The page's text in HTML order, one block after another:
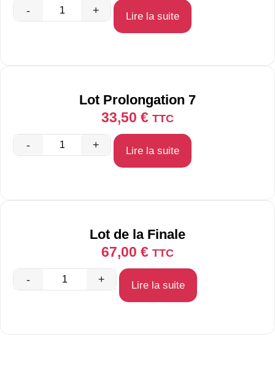
- + Lire la suite
Lot Prolongation 7
33,50 € TTC
- + Lire la suite
Lot de la Finale
67,00 € TTC
- + Lire la suite